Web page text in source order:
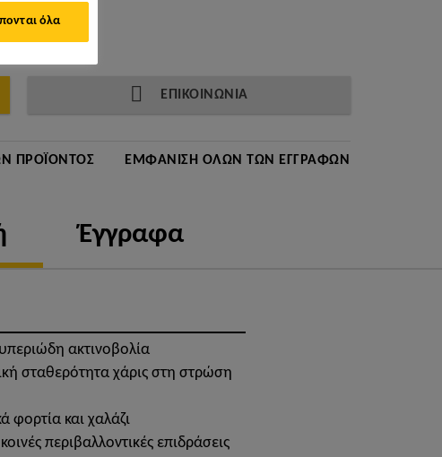
ΕΠΙΚΟΙΝΩΝΙΑ
ΠΡΟΪΌΝΤΟΣ ΕΜΦΆΝΙΣΗ ΌΛΩΝ ΤΩΝ ΕΓΓΡΆΦΩΝ
Έγγραφα
ακτινοβολία
σταθερότητα χάρις στη στρώση
φορτία και χαλάζι
περιβαλλοντικές επιδράσεις
όλα